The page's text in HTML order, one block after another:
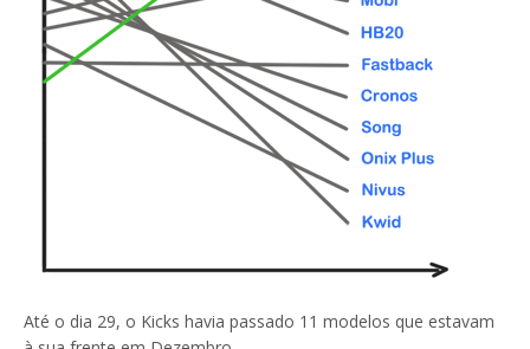
Até o dia 29, o Kicks havia passado 11 modelos que estavam